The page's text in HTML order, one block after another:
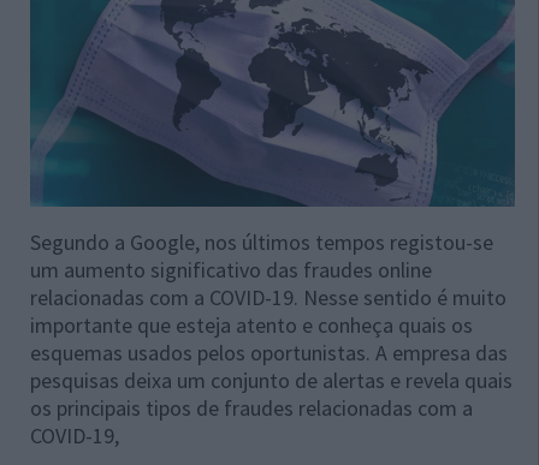
Segundo a Google, nos últimos tempos registou-se
um aumento significativo das fraudes online
relacionadas com a COVID-19. Nesse sentido é muito
importante que esteja atento e conheça quais os
esquemas usados pelos oportunistas. A empresa das
pesquisas deixa um conjunto de alertas e revela quais
os principais tipos de fraudes relacionadas com a
COVID-19,